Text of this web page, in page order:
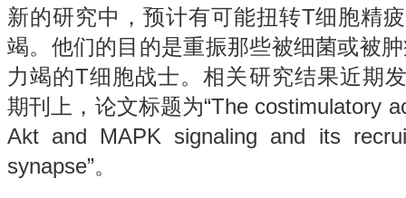
新的研究中，预计有可能扭转T细胞精
竭。他们的目的是重振那些被细菌或被
力竭的T细胞战士。相关研究结果近期
期刊上，论文标题为“The costimulatory
Akt and MAPK signaling and its
synapse”。